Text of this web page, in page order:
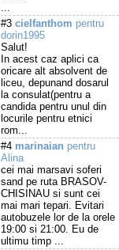
...
#3 cielfanthom pentru
dorin1995
Salut!
In acest caz aplici ca
oricare alt absolvent de
liceu, depunand dosarul
la consulat(pentru a
candida pentru unul din
locurile pentru etnici
rom...
#4 marinaian pentru
Alina
cei mai marsavi soferi
sand pe ruta BRASOV-
CHISINAU si sunt cei
mai mari tepari. Evitari
autobuzele lor de la orele
19:00 si 21:00. Eu de
ultimu timp ...